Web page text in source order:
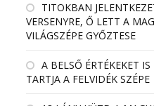
TITOKBAN
VERSENYRE, Ő LETT A
VILÁGSZÉPE GYŐZTESE
A BELSŐ ÉRTÉKEKET
TARTJA A FELVIDÉK SZÉPE